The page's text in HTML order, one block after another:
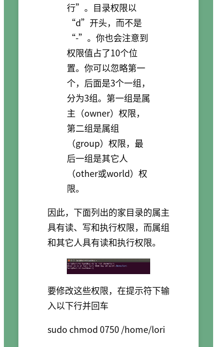
行”。目录权限以
“d”开头，而不是
“-”。你也会注意到
权限值占了10个位
置。你可以忽略第一
个，后面是3个一组，
分为3组。第一组是属
主（owner）权限，
第二组是属组
（group）权限，最
后一组是其它人
（other或world）权
限。
因此，下面列出的家目录的属主
具有读、写和执行权限，而属组
和其它人具有读和执行权限。
要修改这些权限，在提示符下输
入以下行并回车